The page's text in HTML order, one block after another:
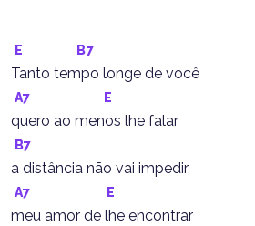
E B7
Tanto tempo longe de você
A7 E
quero ao menos lhe falar
B7
a distância não vai impedir
A7 E
meu amor de lhe encontrar